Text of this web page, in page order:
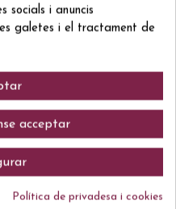
Whisky Blended Malt
NAKED MALT FIRST
FILL SHERRY CAKS
socials i anuncis
galetes i el tractament de
acceptar
Política de privadesa i cookies